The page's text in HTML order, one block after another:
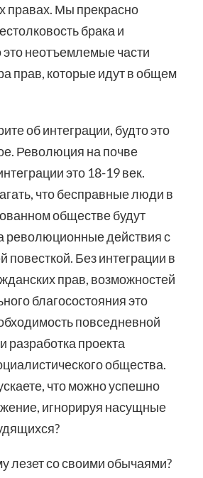
правах. Мы прекрасно
брака и
неотъемлемые части
прав, которые идут в общем
об интеграции, будто это
Революция на почве
это 18-19 век.
что бесправные люди в
обществе будут
революционные действия с
повесткой. Без интеграции в
прав, возможностей
благосостояния это
повседневной
разработка проекта
общества.
что можно успешно
игнорируя насущные
лезет со своими обычаями?